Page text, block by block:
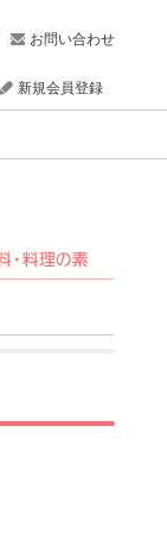
お問い合わせ
新規会員登録